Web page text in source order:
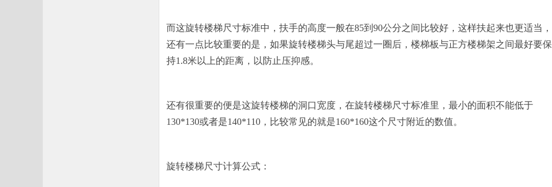
而这旋转楼梯尺寸标准中，扶手的高度一般在85到90公分之间比较好，这样扶起来也更适当，
还有一点比较重要的是，如果旋转楼梯头与尾超过一圈后，楼梯板与正方楼梯架之间最好要保
持1.8米以上的距离，以防止压抑感。
还有很重要的便是这旋转楼梯的洞口宽度，在旋转楼梯尺寸标准里，最小的面积不能低于
130*130或者是140*110，比较常见的就是160*160这个尺寸附近的数值。
旋转楼梯尺寸计算公式：